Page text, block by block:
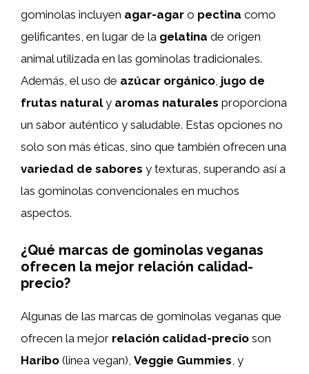
gominolas incluyen agar-agar o pectina como
gelificantes, en lugar de la gelatina de origen
animal utilizada en las gominolas tradicionales.
Además, el uso de azúcar orgánico, jugo de
frutas naturaly aromas naturales proporciona
un sabor auténtico y saludable. Estas opciones no
solo son más éticas, sino que también ofrecen una
variedad de sabores y texturas, superando así a
las gominolas convencionales en muchos
aspectos.
¿Qué marcas de gominolas veganas
ofrecen la mejor relación calidad-
precio?
Algunas de las marcas de gominolas veganas que
ofrecen la mejor relación calidad-precio son
Haribo (línea vegan), Veggie Gummies , y